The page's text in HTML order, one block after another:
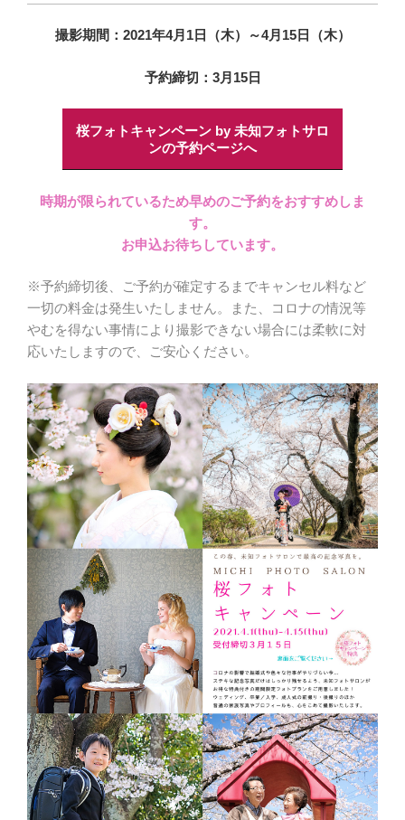
撮影期間：2021年4月1日（木）～4月15日（木）
予約締切：3月15日
桜フォトキャンペーン by 未知フォトサロ
ンの予約ページへ
時期が限られているため早めのご予約をおすすめしま
す。
お申込お待ちしています。
※予約締切後、ご予約が確定するまでキャンセル料など
一切の料金は発生いたしません。また、コロナの情況等
やむを得ない事情により撮影できない場合には柔軟に対
応いたしますので、ご安心ください。